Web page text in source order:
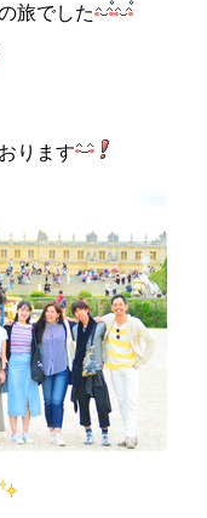
旅でした
ります